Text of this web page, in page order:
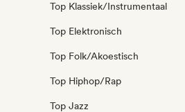
Top Klassiek/Instrumentaal
Top Elektronisch
Top Folk/Akoestisch
Top Hiphop/Rap
Top Jazz